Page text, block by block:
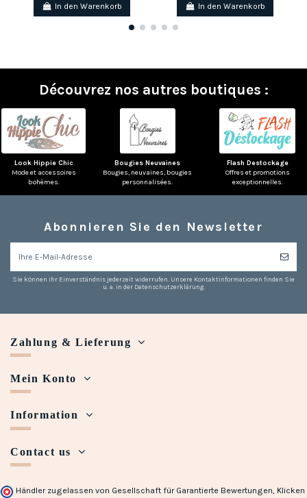
In den Warenkorb In den Warenkorb
Découvrez nos autres boutiques :
Look Hippie Chic
Mode et accessoires
bohèmes.
Bougies Neuvaines
Bougies, neuvaines, bougies
personnalisées.
Flash Destockage
Offres et promotions
exceptionnelles.
Abonnieren Sie den Newsletter
Sie können Ihr Einverständnis jederzeit widerrufen. Unsere Kontaktinformationen finden Sie
u. a. in der Datenschutzerklärung.
Zahlung & Lieferung
Mein Konto
Information
Contact us
Händler zugelassen von Gesellschaft für Garantierte Bewertungen, Klicken